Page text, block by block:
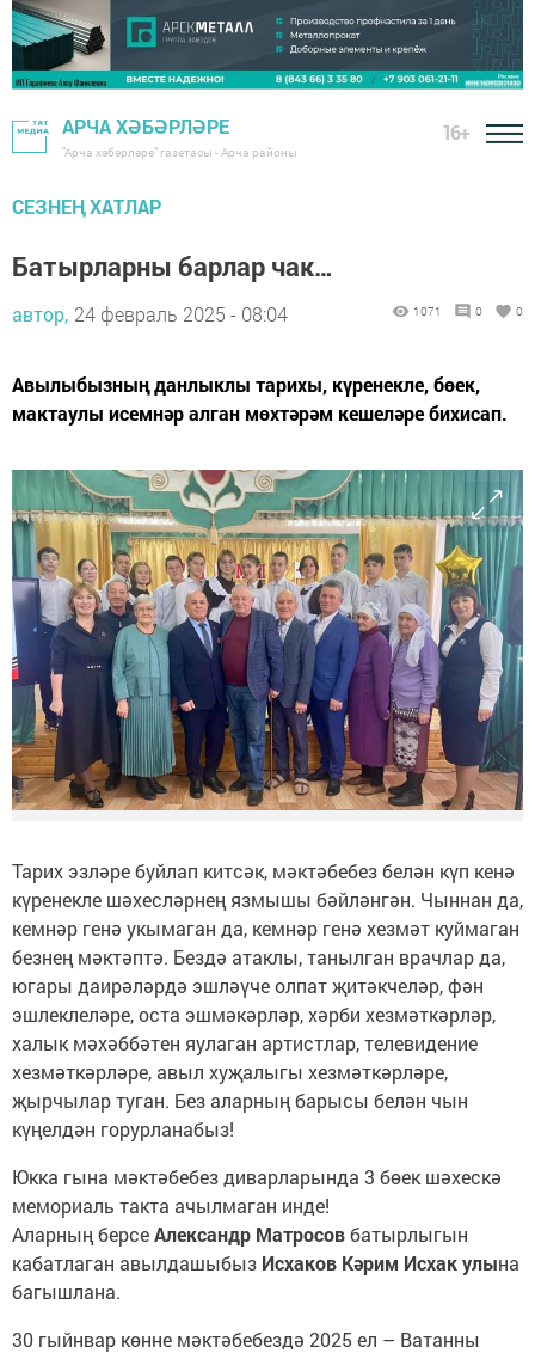
АРЧА ХӘБӘРЛӘРЕ
"Арча хәбәрләре" газетасы - Арча районы
16+
СЕЗНЕҢ ХАТЛАР
Батырларны барлар чак…
автор, 24 февраль 2025 - 08:04 1071 0 0
Авылыбызның данлыклы тарихы, күренекле, бөек,
мактаулы исемнәр алган мөхтәрәм кешеләре бихисап.
Тарих эзләре буйлап китсәк, мәктәбебез белән күп кенә
күренекле шәхесләрнең язмышы бәйләнгән. Чыннан да,
кемнәр генә укымаган да, кемнәр генә хезмәт куймаган
безнең мәктәптә. Бездә атаклы, танылган врачлар да,
югары даирәләрдә эшләүче олпат җитәкчеләр, фән
эшлеклеләре, оста эшмәкәрләр, хәрби хезмәткәрләр,
халык мәхәббәтен яулаган артистлар, телевидение
хезмәткәрләре, авыл хуҗалыгы хезмәткәрләре,
җырчылар туган. Без аларның барысы белән чын
күңелдән горурланабыз!
Юкка гына мәктәбебез диварларында 3 бөек шәхескә
мемориаль такта ачылмаган инде!
Аларның берсеАлександр Матросовбатырлыгын
кабатлаган авылдашыбыз Исхаков Кәрим Исхак улына
багышлана.
30 гыйнвар көнне мәктәбебездә 2025 ел – Ватанны